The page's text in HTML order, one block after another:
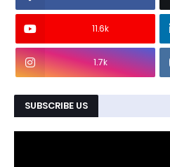
11.6k
1.7k
SUBSCRIBE US